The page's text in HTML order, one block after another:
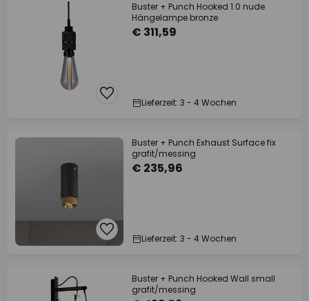
Buster + Punch Hooked 1.0 nude
Hängelampe bronze
€ 311,59
Lieferzeit: 3 - 4 Wochen
Buster + Punch Exhaust Surface fix
grafit/messing
€ 235,96
Lieferzeit: 3 - 4 Wochen
Buster + Punch Hooked Wall small
grafit/messing